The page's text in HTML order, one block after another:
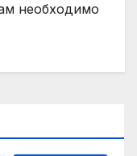
необходимо